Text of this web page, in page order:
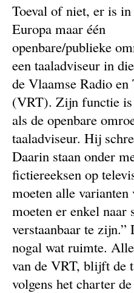
Toeval of niet, er is in
Europa maar één
openbare/publieke
een taaladviseur in
de Vlaamse Radio en
(VRT). Zijn functie is
als de openbare
taaladviseur. Hij
Daarin staan onder
fictiereeksen op
moeten alle
moeten er enkel naar
verstaanbaar te
nogal wat ruimte.
van de VRT, blijft de
volgens het charter